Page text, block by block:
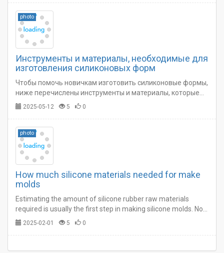
photo
Инструменты и материалы, необходимые для
изготовления силиконовых форм
Чтобы помочь новичкам изготовить силиконовые формы,
ниже перечислены инструменты и материалы, которые
могут использоваться в процессе изготовления форм. Вы
2025-05-12 5 0
photo
How much silicone materials needed for make
molds
Estimating the amount of silicone rubber raw materials
required is usually the first step in making silicone molds. Not
having enough material or having too much left over is not
2025-02-01 5 0